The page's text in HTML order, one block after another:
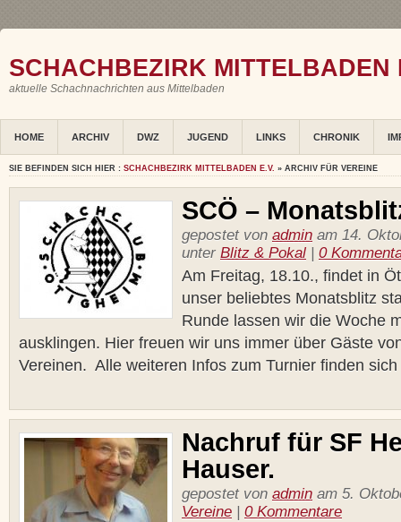
SCHACHBEZIRK MITTELBADEN
aktuelle Schachnachrichten aus Mittelbaden
HOME ARCHIV DWZ JUGEND LINKS CHRONIK
SIE BEFINDEN SICH HIER : SCHACHBEZIRK MITTELBADEN E.V. » ARCHIV FÜR VEREINE
SCÖ –
gepostet von admin am 14.
unter Blitz & Pokal 0
Am Freitag, 18.10., findet in
unser beliebtes Monatsblitz
Runde lassen wir die Woche
ausklingen. Hier freuen wir uns immer über Gäste
Vereinen. Alle weiteren Infos zum Turnier finden
Nachruf für SF
Hauser.
gepostet von admin am 5.
Vereine
0 Kommentare